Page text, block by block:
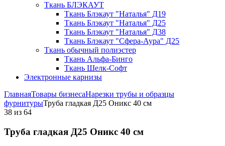
Ткань БЛЭКАУТ
Ткань Блэкаут "Наталья" Д19
Ткань Блэкаут "Наталья" Д25
Ткань Блэкаут "Наталья" Д38
Ткань Блэкаут "Сфера-Аура" Д25
Ткань обычный полиэстер
Ткань Альфа-Бинго
Ткань Шелк-Софт
Электронные карнизы
ГлавнаяТовары бизнесаНарезки трубы и образцы
фурнитурыТруба гладкая Д25 Оникс 40 см
38 из 64
Труба гладкая Д25 Оникс 40 см